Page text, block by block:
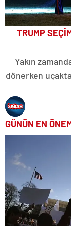
TRUMP
Yakın
dönerken
GÜNÜN EN